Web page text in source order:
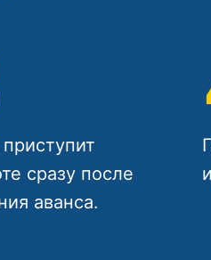
сразу после
аванса.